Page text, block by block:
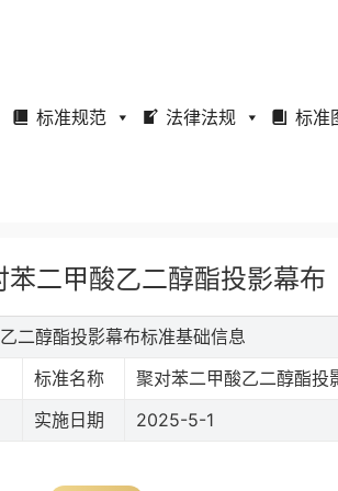
标准规范 法律法规 标准
二甲酸乙二醇酯投影幕布
二醇酯投影幕布标准基础信息
标准名称
聚对苯二甲酸乙二醇酯投
实施日期 2025-5-1